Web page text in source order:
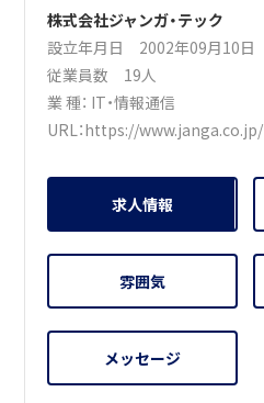
株式会社ジャンガ・テック
設立年月日 2002年09月10日
従業員数 19人
業 種： IT・情報通信
URL：https://www.janga.co.jp/
求人情報
雰囲気
メッセージ